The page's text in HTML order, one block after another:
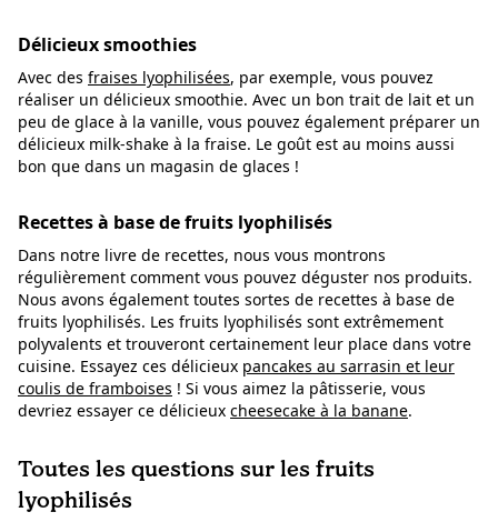
Délicieux smoothies
Avec des fraises lyophilisées, par exemple, vous pouvez
réaliser un délicieux smoothie. Avec un bon trait de lait et un
peu de glace à la vanille, vous pouvez également préparer un
délicieux milk-shake à la fraise. Le goût est au moins aussi
bon que dans un magasin de glaces !
Recettes à base de fruits lyophilisés
Dans notre livre de recettes, nous vous montrons
régulièrement comment vous pouvez déguster nos produits.
Nous avons également toutes sortes de recettes à base de
fruits lyophilisés. Les fruits lyophilisés sont extrêmement
polyvalents et trouveront certainement leur place dans votre
cuisine. Essayez ces délicieux pancakes au sarrasin et leur
coulis de framboises ! Si vous aimez la pâtisserie, vous
devriez essayer ce délicieux cheesecake à la banane.
Toutes les questions sur les fruits
lyophilisés